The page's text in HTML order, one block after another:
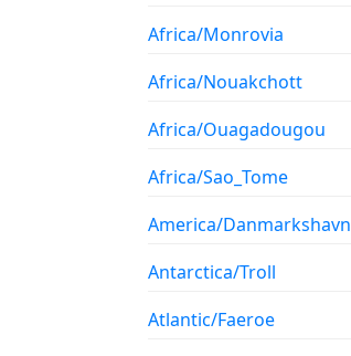
Africa/Monrovia
Africa/Nouakchott
Africa/Ouagadougou
Africa/Sao_Tome
America/Danmarkshavn
Antarctica/Troll
Atlantic/Faeroe